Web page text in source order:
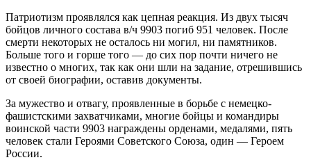
Патриотизм проявлялся как цепная реакция. Из двух тысяч
бойцов личного состава в/ч 9903 погиб 951 человек. После
смерти некоторых не осталось ни могил, ни памятников.
Больше того и горше того — до сих пор почти ничего не
известно о многих, так как они шли на задание, отрешившись
от своей биографии, оставив документы.
За мужество и отвагу, проявленные в борьбе с немецко-
фашистскими захватчиками, многие бойцы и командиры
воинской части 9903 награждены орденами, медалями, пять
человек стали Героями Советского Союза, один — Героем
России.